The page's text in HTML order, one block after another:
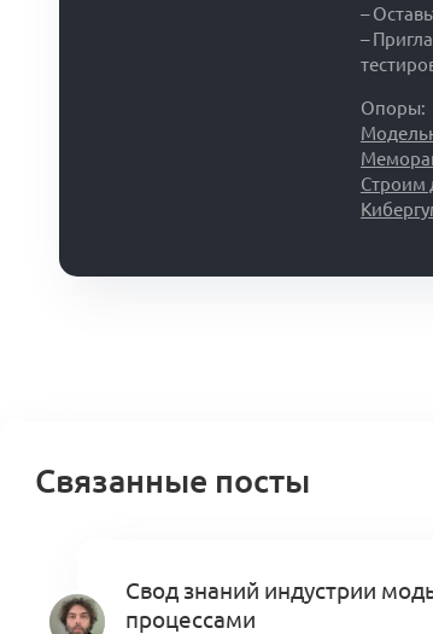
–
–
Опоры:
Строим
Связанные посты
Свод знаний индустрии
процессами